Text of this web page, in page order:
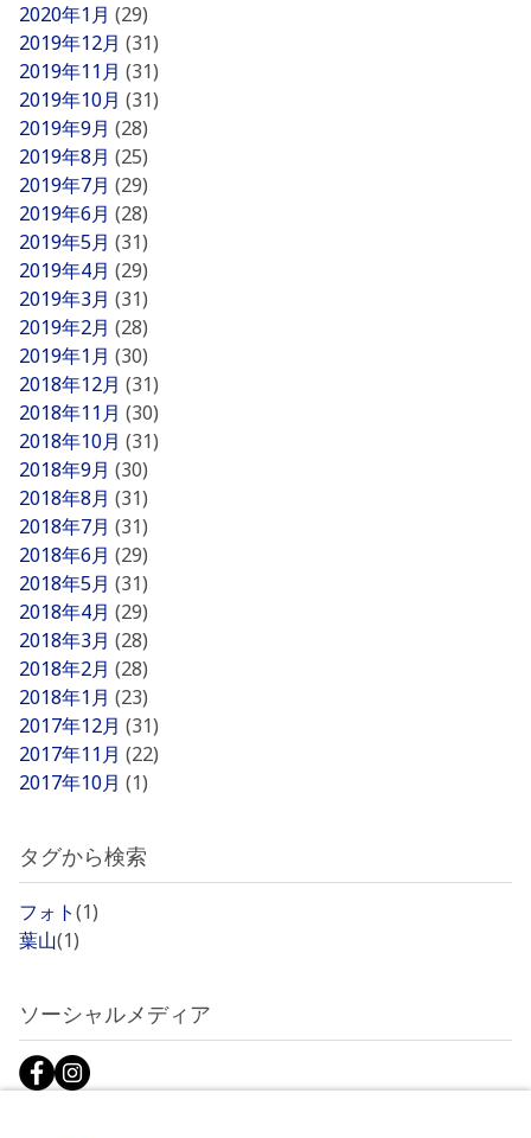
2020年1月 (29)
2019年12月 (31)
2019年11月 (31)
2019年10月 (31)
2019年9月 (28)
2019年8月 (25)
2019年7月 (29)
2019年6月 (28)
2019年5月 (31)
2019年4月 (29)
2019年3月 (31)
2019年2月 (28)
2019年1月 (30)
2018年12月 (31)
2018年11月 (30)
2018年10月 (31)
2018年9月 (30)
2018年8月 (31)
2018年7月 (31)
2018年6月 (29)
2018年5月 (31)
2018年4月 (29)
2018年3月 (28)
2018年2月 (28)
2018年1月 (23)
2017年12月 (31)
2017年11月 (22)
2017年10月 (1)
タグから検索
フォト(1)
葉山(1)
ソーシャルメディア